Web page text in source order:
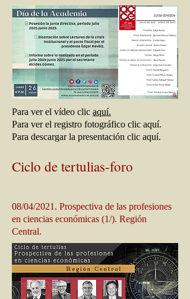
Para ver el vídeo clic aquí.
Para ver el registro fotográfico clic aquí.
Para descargar la presentación clic aquí.
Ciclo de tertulias-foro
08/04/2021. Prospectiva de las profesiones
en ciencias económicas (1/). Región
Central.